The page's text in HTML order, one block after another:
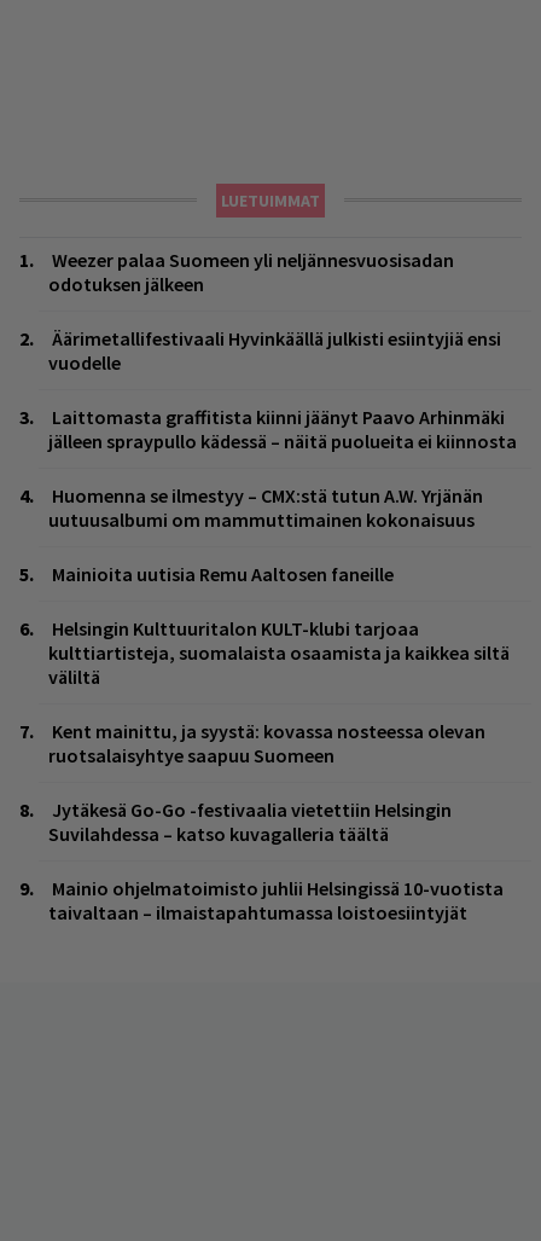
LUETUIMMAT
Weezer palaa Suomeen yli neljännesvuosisadan
odotuksen jälkeen
Äärimetallifestivaali Hyvinkäällä julkisti esiintyjiä ensi
vuodelle
Laittomasta graffitista kiinni jäänyt Paavo Arhinmäki
jälleen spraypullo kädessä – näitä puolueita ei kiinnosta
Huomenna se ilmestyy – CMX:stä tutun A.W. Yrjänän
uutuusalbumi om mammuttimainen kokonaisuus
Mainioita uutisia Remu Aaltosen faneille
Helsingin Kulttuuritalon KULT-klubi tarjoaa
kulttiartisteja, suomalaista osaamista ja kaikkea siltä
väliltä
Kent mainittu, ja syystä: kovassa nosteessa olevan
ruotsalaisyhtye saapuu Suomeen
Jytäkesä Go-Go -festivaalia vietettiin Helsingin
Suvilahdessa – katso kuvagalleria täältä
Mainio ohjelmatoimisto juhlii Helsingissä 10-vuotista
taivaltaan – ilmaistapahtumassa loistoesiintyjät